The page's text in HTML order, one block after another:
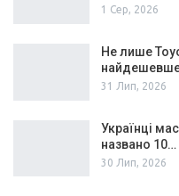
1 Сер, 2026
Не лише
31 Лип, 2026
Українці
названо 10…
30 Лип, 2026